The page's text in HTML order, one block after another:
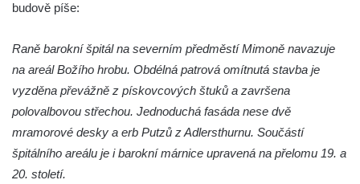
budově píše:
Raně barokní špitál na severním předměstí Mimoně navazuje
na areál Božího hrobu. Obdélná patrová omítnutá stavba je
vyzděna převážně z pískovcových štuků a završena
polovalbovou střechou. Jednoduchá fasáda nese dvě
mramorové desky a erb Putzů z Adlersthurnu. Součástí
špitálního areálu je i barokní márnice upravená na přelomu 19. a
20. století.